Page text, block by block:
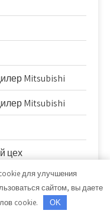
Mitsubishi
Mitsubishi
цех
для улучшения
сайтом, вы даете
cookie.
OK